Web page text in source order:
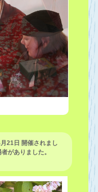
21日 開催されまし
がありました。